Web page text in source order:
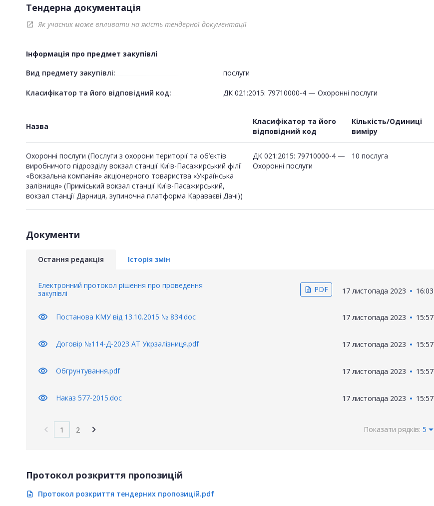
Тендерна документація
open_in_new Як учасник може впливати на якість тендерної документації
Інформація про предмет закупівлі
Вид предмету закупівлі:
послуги
Класифікатор та його відповідний код: ДК 021:2015: 79710000-4 — Охоронні послуги
Назва
Класифікатор та його
відповідний код
Кількість/Одиниці
виміру
Охоронні послуги (Послуги з охорони території та об’єктів
виробничого підрозділу вокзал станції Київ-Пасажирський філії
«Вокзальна компанія» акціонерного товариства «Українська
залізниця» (Приміський вокзал станції Київ-Пасажирський,
вокзал станції Дарниця, зупиночна платформа Караваєві Дачі))
ДК 021:2015: 79710000-4 —
Охоронні послуги
10 послуга
Документи
Остання редакція Історія змін
Електронний протокол рішення про проведення
закупівлі
description PDF 17 листопада 2023 16:03
visibility Постанова КМУ від 13.10.2015 № 834.doc 17 листопада 2023 15:57
visibility Договір №114-Д-2023 АТ Укрзалізниця.pdf 17 листопада 2023 15:57
visibility Обгрунтування.pdf 17 листопада 2023 15:57
visibility Наказ 577-2015.doc 17 листопада 2023 15:57
1 2 Показати рядків: 5
Протокол розкриття пропозицій
description Протокол розкриття тендерних пропозицій.pdf